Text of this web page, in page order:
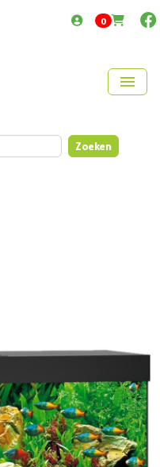
0items in cart
menu
Zoeken